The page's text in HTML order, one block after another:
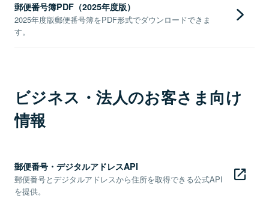
郵便番号簿PDF（2025年度版）
2025年度版郵便番号簿をPDF形式でダウンロードできま
す。
ビジネス・法人のお客さま向け
情報
郵便番号・デジタルアドレスAPI
郵便番号とデジタルアドレスから住所を取得できる公式API
を提供。